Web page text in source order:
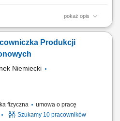
pokaż opis
szalunku po rozformowaniu, Włożenie
ściągnięcie beton.Produkcji
Niemiecki
fizyczna
umowa o pracę
Szukamy 10 pracowników